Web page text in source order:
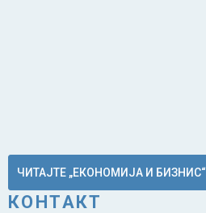
ЧИТАЈТЕ „ЕКОНОМИЈА И БИЗНИС“
КОНТАКТ